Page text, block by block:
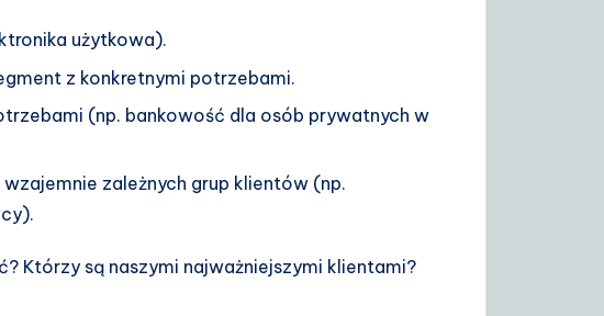
użytkowa).
z konkretnymi potrzebami.
(np. bankowość dla osób prywatnych w
zależnych grup klientów (np.
Którzy są naszymi najważniejszymi klientami?